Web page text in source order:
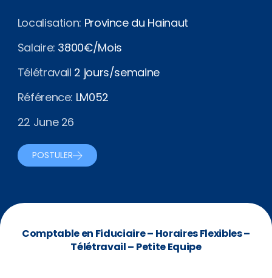
Localisation: Province du Hainaut
Salaire: 3800€/Mois
Télétravail 2 jours/semaine
Référence: LM052
22 June 26
POSTULER
Comptable en Fiduciaire – Horaires Flexibles –
Télétravail – Petite Equipe